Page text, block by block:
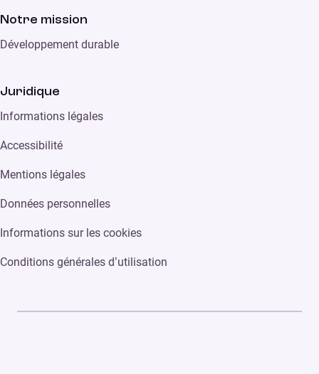
Notre mission
Développement durable
Juridique
Informations légales
Accessibilité
Mentions légales
Données personnelles
Informations sur les cookies
Conditions générales d’utilisation